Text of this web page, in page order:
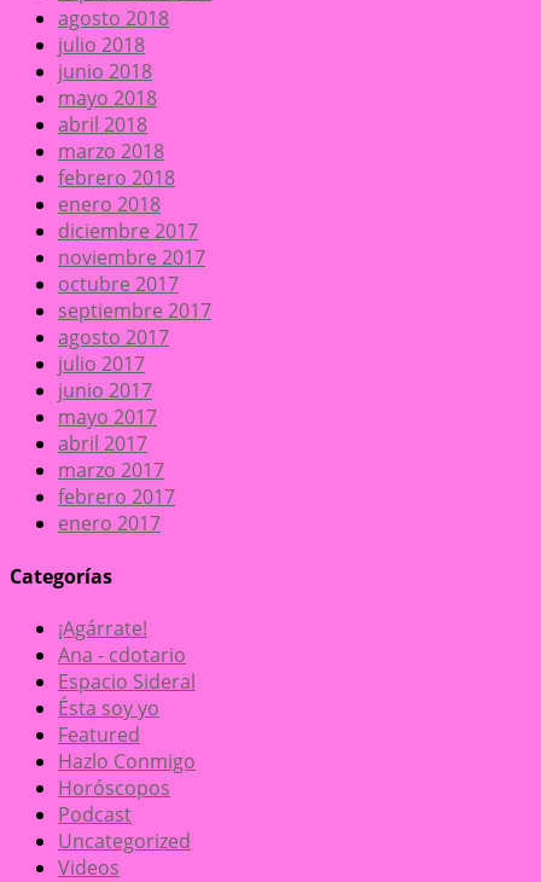
agosto 2018
julio 2018
junio 2018
mayo 2018
abril 2018
marzo 2018
febrero 2018
enero 2018
diciembre 2017
noviembre 2017
octubre 2017
septiembre 2017
agosto 2017
julio 2017
junio 2017
mayo 2017
abril 2017
marzo 2017
febrero 2017
enero 2017
Categorías
¡Agárrate!
Ana - cdotario
Espacio Sideral
Ésta soy yo
Featured
Hazlo Conmigo
Horóscopos
Podcast
Uncategorized
Videos